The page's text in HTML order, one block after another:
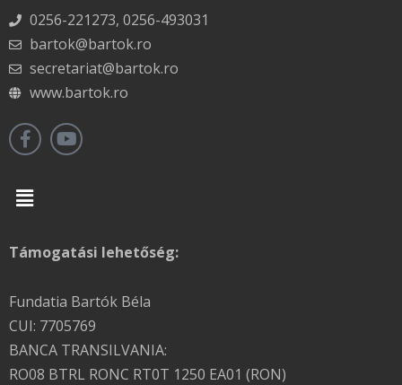
0256-221273, 0256-493031
bartok@bartok.ro
secretariat@bartok.ro
www.bartok.ro
Menu
Támogatási lehetőség:
Fundatia Bartók Béla
CUI: 7705769
BANCA TRANSILVANIA:
RO08 BTRL RONC RT0T 1250 EA01 (RON)